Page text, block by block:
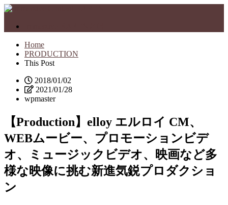
Home
PRODUCTION
This Post
2018/01/02
2021/01/28
wpmaster
【Production】elloy エルロイ CM、
WEBムービー、プロモーションビデ
オ、ミュージックビデオ、映画など多
様な映像に挑む新進気鋭プロダクショ
ン